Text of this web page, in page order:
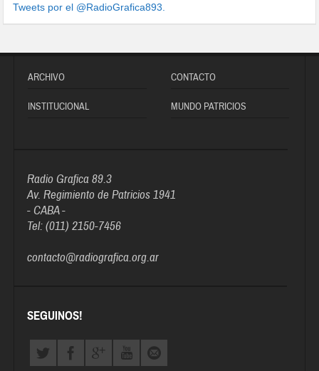
Tweets por el @RadioGrafica893.
ARCHIVO CONTACTO
INSTITUCIONAL MUNDO PATRICIOS
Radio Grafica 89.3
Av. Regimiento de Patricios 1941
- CABA -
Tel: (011) 2150-7456
contacto@radiografica.org.ar
SEGUINOS!